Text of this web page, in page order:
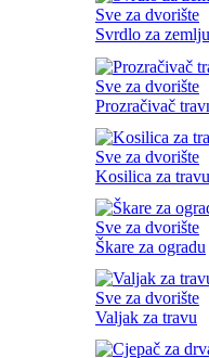
Sve za dvorište
Svrdlo za zemlju
Sve za dvorište
Prozračivač
Sve za dvorište
Kosilica za travu
Sve za dvorište
Škare za ogradu
Sve za dvorište
Valjak za travu